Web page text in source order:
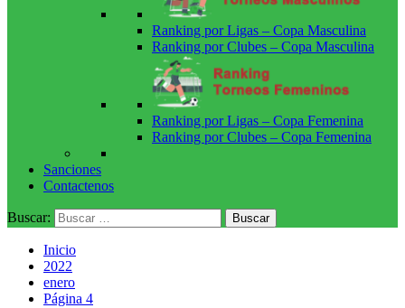
Ranking por Ligas – Copa Masculina
Ranking por Clubes – Copa Masculina
Ranking por Ligas – Copa Femenina
Ranking por Clubes – Copa Femenina
Sanciones
Contactenos
Buscar:
Inicio
2022
enero
Página 4